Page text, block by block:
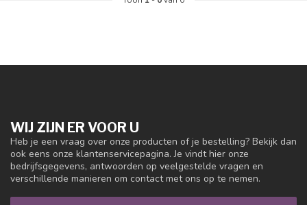
WIJ ZIJN ER VOOR U
Heb je een vraag over onze producten of je bestelling? Bekijk dan
ook eens onze klantenservicepagina. Je vindt hier onze
bedrijfsgegevens, antwoorden op veelgestelde vragen en
verschillende manieren om contact met ons op te nemen.